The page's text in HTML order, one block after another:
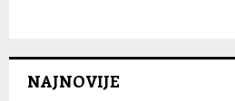
NAJNOVIJE